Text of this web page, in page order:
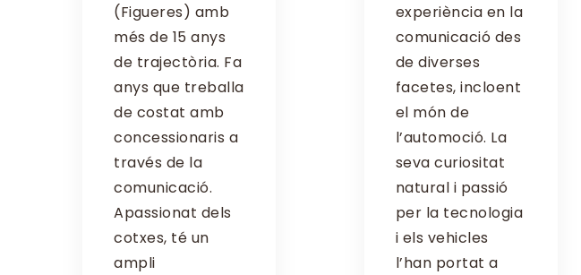
(Figueres) amb
més de 15 anys
de trajectòria. Fa
anys que treballa
de costat amb
concessionaris a
través de la
comunicació.
Apassionat dels
cotxes, té un
ampli
experiència en la
comunicació des
de diverses
facetes, incloent
el món de
l’automoció. La
seva curiositat
natural i passió
per la tecnologia
i els vehicles
l’han portat a